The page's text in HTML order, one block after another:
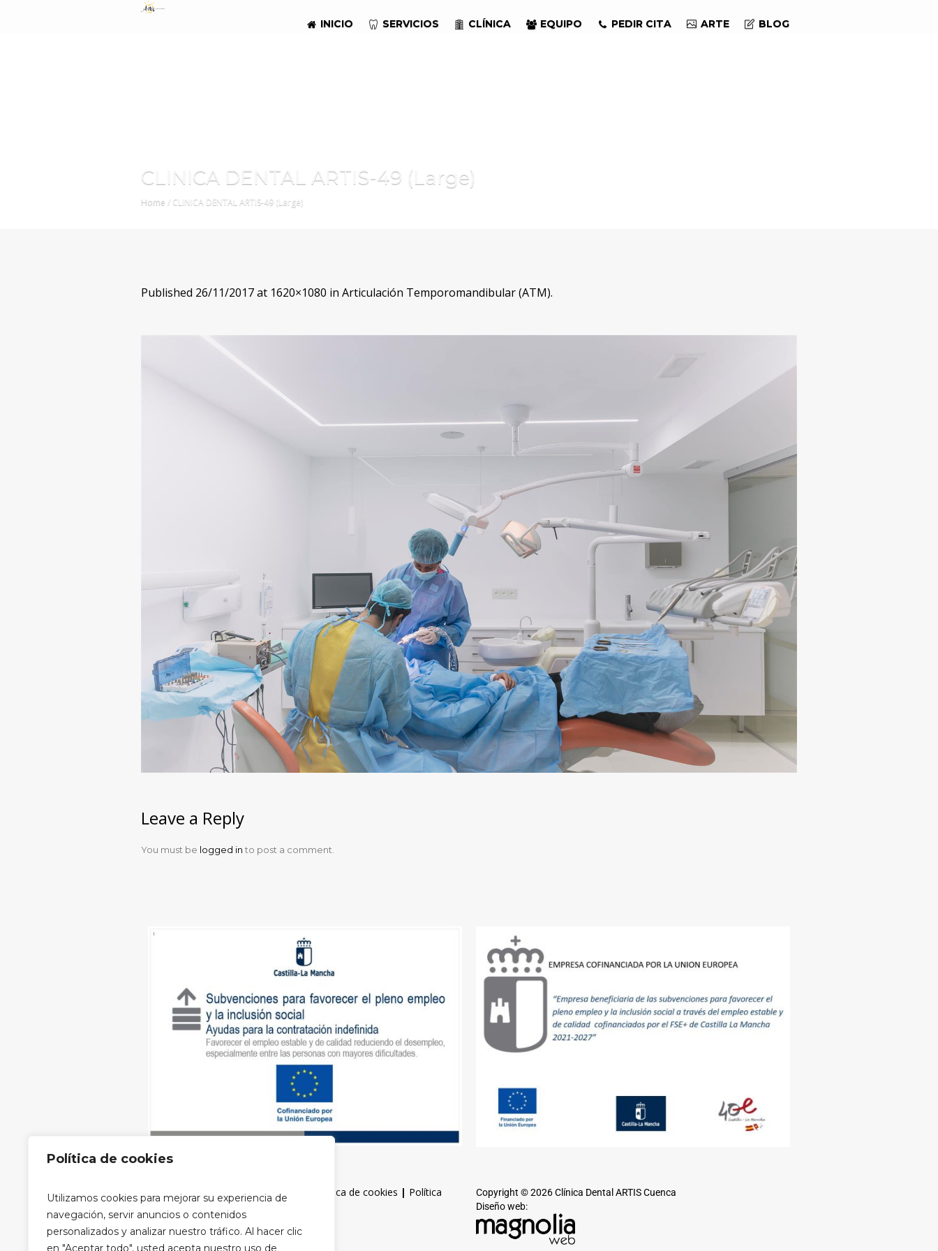
Política de cookies
Utilizamos cookies para mejorar su experiencia de
navegación, servir anuncios o contenidos
personalizados y analizar nuestro tráfico. Al hacer clic
en "Aceptar todo", usted acepta nuestro uso de
INICIO SERVICIOS CLÍNICA EQUIPO PEDIR CITA ARTE BLOG
CLINICA DENTAL ARTIS-49 (Large)
Home / CLINICA DENTAL ARTIS-49 (Large)
Published 26/11/2017at 1620×1080 in Articulación Temporomandibular (ATM).
Leave a Reply
You must be logged in to post a comment.
Aviso legal Política de privacidad Política de cookies | Política
privacidad RRSS
Copyright © 2026 Clínica Dental ARTIS Cuenca
Diseño web: